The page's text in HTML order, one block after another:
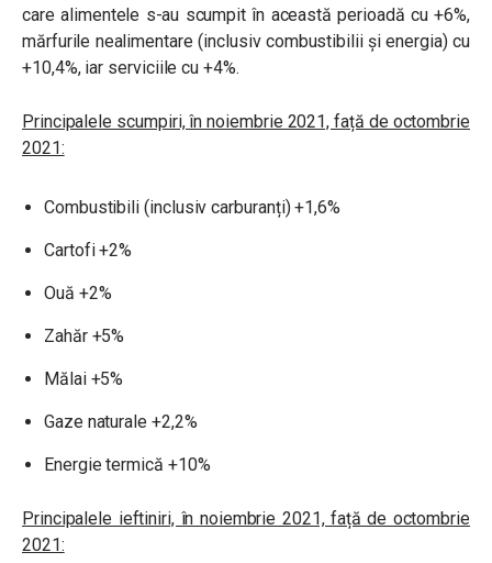
care alimentele s-au scumpit în această perioadă cu +6%,
mărfurile nealimentare (inclusiv combustibilii și energia) cu
+10,4%, iar serviciile cu +4%.
Principalele scumpiri, în noiembrie 2021, față de octombrie
2021:
Combustibili (inclusiv carburanți) +1,6%
Cartofi +2%
Ouă +2%
Zahăr +5%
Mălai +5%
Gaze naturale +2,2%
Energie termică +10%
Principalele ieftiniri, în noiembrie 2021, față de octombrie
2021: